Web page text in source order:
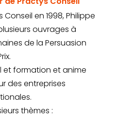
en 1998, Philippe
ouvrages à
de la Persuasion
et formation et anime
des entreprises
thèmes :